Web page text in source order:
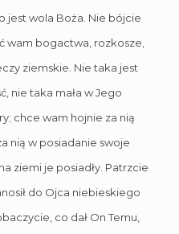
jest wola Boża. Nie bójcie
wam bogactwa, rozkosze,
ziemskie. Nie taka jest
nie taka mała w Jego
chce wam hojnie za nią
nią w posiadanie swoje
ziemi je posiadły. Patrzcie
do Ojca niebieskiego
co dał On Temu,